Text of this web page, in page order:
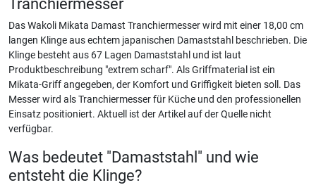
Das Wakoli Mikata Damast Tranchiermesser wird mit einer 18,00 cm
langen Klinge aus echtem japanischen Damaststahl beschrieben. Die
Klinge besteht aus 67 Lagen Damaststahl und ist laut
Produktbeschreibung "extrem scharf". Als Griffmaterial ist ein
Mikata-Griff angegeben, der Komfort und Griffigkeit bieten soll. Das
Messer wird als Tranchiermesser für Küche und den professionellen
Einsatz positioniert. Aktuell ist der Artikel auf der Quelle nicht
verfügbar.
Was bedeutet "Damaststahl" und wie
entsteht die Klinge?